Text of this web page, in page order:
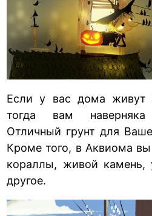
Если у вас дома живут
тогда вам наверняка
Отличный грунт для
Кроме того, в Аквиома
кораллы, живой камень,
другое.